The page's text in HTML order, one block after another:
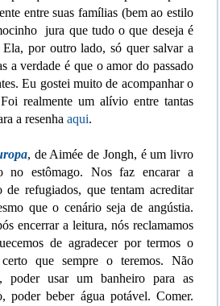
entre suas famílias (bem ao estilo
jura que tudo o que deseja é
por outro lado, só quer salvar a
a verdade é que o amor do passado
Eu gostei muito de acompanhar o
realmente um alívio entre tantas
a resenha aqui.
, de Aimée de Jongh, é um livro
no estômago. Nos faz encarar a
de refugiados, que tentam acreditar
que o cenário seja de angústia.
encerrar a leitura, nós reclamamos
de agradecer por termos o
que sempre o teremos. Não
poder usar um banheiro para as
poder beber água potável. Comer.